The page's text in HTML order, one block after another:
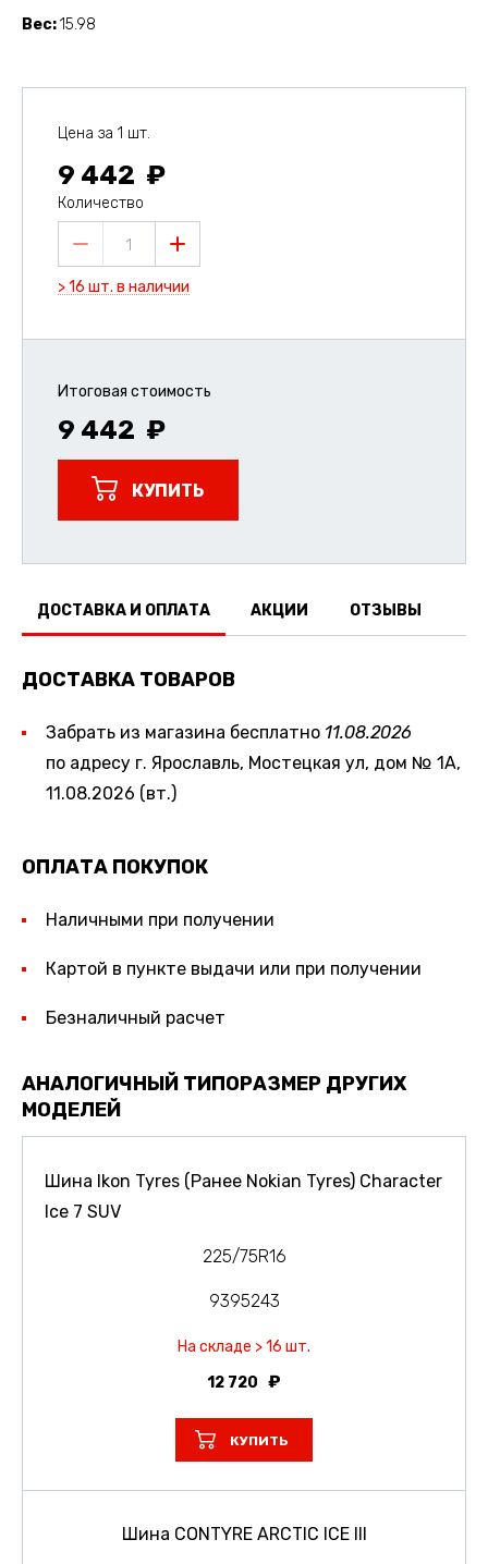
Вес 15.98
Цена за 1 шт.
9 442
Количество
1
> 16 шт. в наличии
Итоговая стоимость
9 442
КУПИТЬ
ДОСТАВКА И ОПЛАТА АКЦИИ ОТЗЫВЫ
ДОСТАВКА ТОВАРОВ
Забрать из магазина бесплатно 11.08.2026
по адресу г. Ярославль, Мостецкая ул, дом № 1А,
11.08.2026 (вт.)
ОПЛАТА ПОКУПОК
Наличными при получении
Картой в пункте выдачи или при получении
Безналичный расчет
АНАЛОГИЧНЫЙ ТИПОРАЗМЕР ДРУГИХ
МОДЕЛЕЙ
Шина Ikon Tyres (Ранее Nokian Tyres) Character
Ice 7 SUV
225/75R16
9395243
На складе > 16 шт.
12 720
КУПИТЬ
Шина CONTYRE ARCTIC ICE III